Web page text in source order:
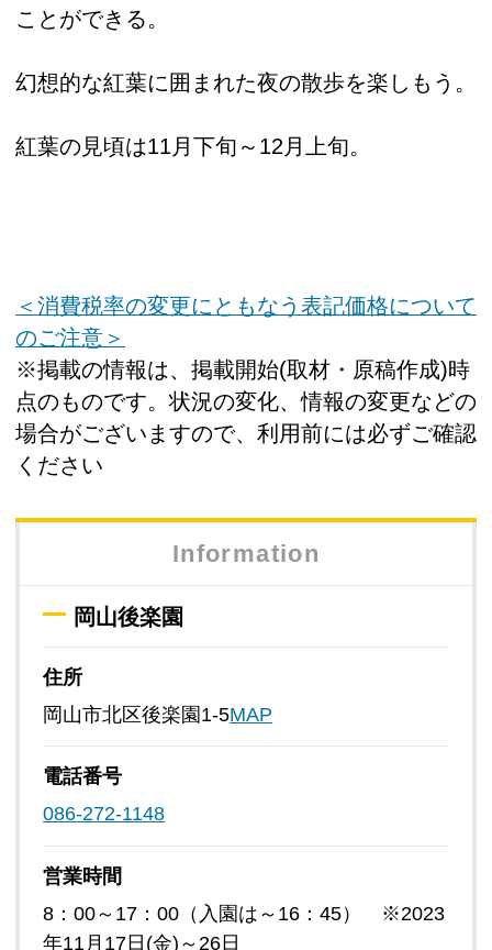
ことができる。
幻想的な紅葉に囲まれた夜の散歩を楽しもう。
紅葉の見頃は11月下旬～12月上旬。
＜消費税率の変更にともなう表記価格について
のご注意＞
※掲載の情報は、掲載開始(取材・原稿作成)時
点のものです。状況の変化、情報の変更などの
場合がございますので、利用前には必ずご確認
ください
Information
岡山後楽園
住所
岡山市北区後楽園1-5MAP
電話番号
086-272-1148
営業時間
8：00～17：00（入園は～16：45） ※2023
年11月17日(金)～26日